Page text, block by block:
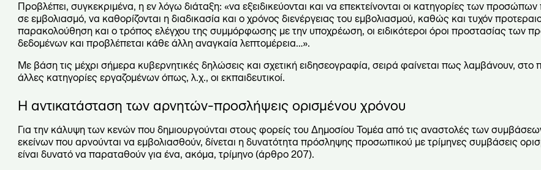
Προβλέπει, συγκεκριμένα, η εν λόγω διάταξη: «να εξειδικεύονται και να επεκτείνονται οι κατηγορίες των
σε εμβολιασμό, να καθορίζονται η διαδικασία και ο χρόνος διενέργειας του εμβολιασμού, καθώς και τυχόν
παρακολούθηση και ο τρόπος ελέγχου της συμμόρφωσης με την υποχρέωση, οι ειδικότεροι όροι προστασίας των
δεδομένων και προβλέπεται κάθε άλλη αναγκαία λεπτομέρεια…».
Με βάση τις μέχρι σήμερα κυβερνητικές δηλώσεις και σχετική ειδησεογραφία, σειρά φαίνεται πως λαμβάνουν, στο
άλλες κατηγορίες εργαζομένων όπως, λ.χ., οι εκπαιδευτικοί.
Η αντικατάσταση των αρνητών-προσλήψεις ορισμένου χρόνου
Για την κάλυψη των κενών που δημιουργούνται στους φορείς του Δημοσίου Τομέα από τις αναστολές των
εκείνων που αρνούνται να εμβολιασθούν, δίνεται η δυνατότητα πρόσληψης προσωπικού με τρίμηνες συμβάσεις
είναι δυνατό να παραταθούν για ένα, ακόμα, τρίμηνο (άρθρο 207).